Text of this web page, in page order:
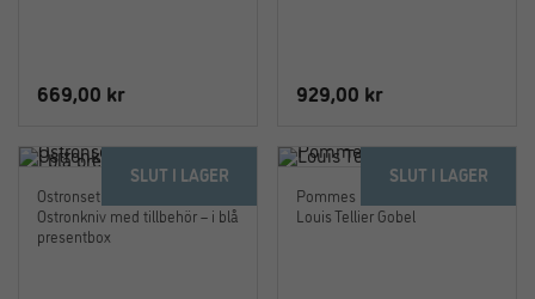
669,00 kr 929,00 kr
SLUT I LAGER
Ostronset Laguiole –
Ostronkniv med tillbehör – i blå
presentbox
SLUT I LAGER
Pommes Frites Skärare –
Louis Tellier Gobel